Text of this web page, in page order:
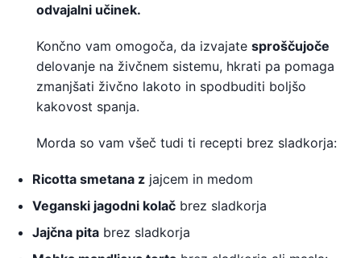
odvajalni učinek.
Končno vam omogoča, da izvajate sproščujoče
delovanje na živčnem sistemu, hkrati pa pomaga
zmanjšati živčno lakoto in spodbuditi boljšo
kakovost spanja.
Morda so vam všeč tudi ti recepti brez sladkorja:
Ricotta smetana z jajcem in medom
Veganski jagodni kolač brez sladkorja
Jajčna pita brez sladkorja